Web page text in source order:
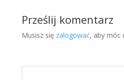
Prześlij komentarz
Musisz się zalogować, aby móc